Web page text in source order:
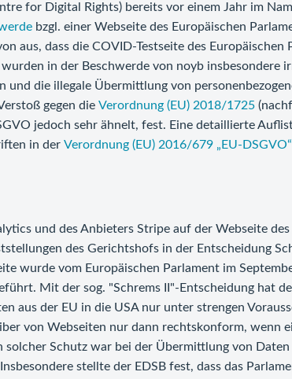
for Digital Rights) bereits vor einem Jahr im
bzgl. einer Webseite des Europäischen
aus, dass die COVID-Testseite des Europäischen
in der Beschwerde von noyb insbesondere
die illegale Übermittlung von
gegen die Verordnung (EU) 2018/1725
jedoch sehr ähnelt, fest. Eine detaillierte
in der Verordnung (EU) 2016/679 „EU-DSGVO“
und des Anbieters Stripe auf der Webseite des
des Gerichtshofs in der Entscheidung
wurde vom Europäischen Parlament im
Mit der sog. "Schrems II"-Entscheidung hat
aus der EU in die USA nur unter strengen
von Webseiten nur dann rechtskonform, wenn
solcher Schutz war bei der Übermittlung von Daten
stellte der EDSB fest, dass das